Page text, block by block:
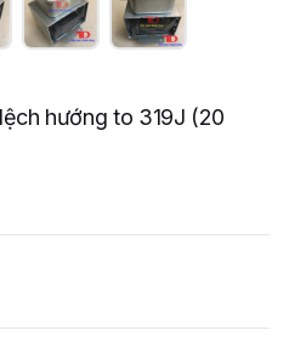
hướng to 319J (20